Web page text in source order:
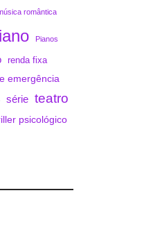
romântica
Pianos
renda fixa
emergência
série teatro
psicológico